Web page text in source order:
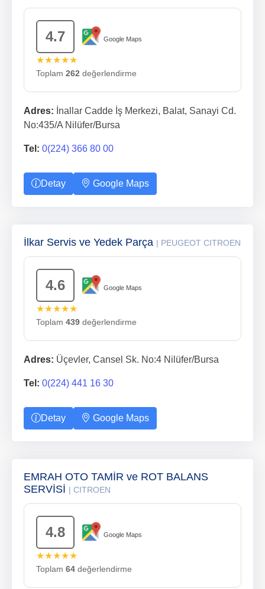
4.7 Google Maps
★★★★★
Toplam 262 değerlendirme
Adres: İnallar Cadde İş Merkezi, Balat, Sanayi Cd.
No:435/A Nilüfer/Bursa
Tel: 0(224) 366 80 00
Detay Google Maps
İlkar Servis ve Yedek Parça | PEUGEOT CITROEN
4.6 Google Maps
★★★★★
Toplam 439 değerlendirme
Adres: Üçevler, Cansel Sk. No:4 Nilüfer/Bursa
Tel: 0(224) 441 16 30
Detay Google Maps
EMRAH OTO TAMİR ve ROT BALANS
SERVİSİ | CITROEN
4.8 Google Maps
★★★★★
Toplam 64 değerlendirme